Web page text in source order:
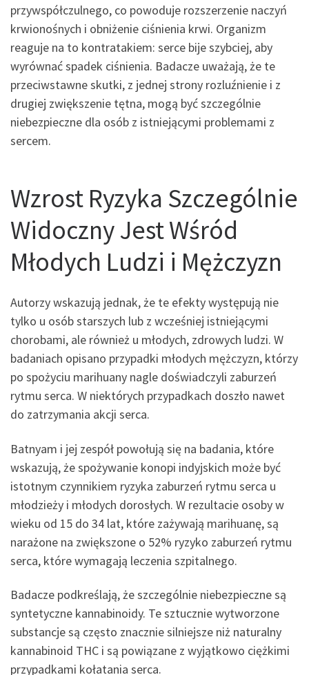
przywspółczulnego, co powoduje rozszerzenie naczyń
krwionośnych i obniżenie ciśnienia krwi. Organizm
reaguje na to kontratakiem: serce bije szybciej, aby
wyrównać spadek ciśnienia. Badacze uważają, że te
przeciwstawne skutki, z jednej strony rozluźnienie i z
drugiej zwiększenie tętna, mogą być szczególnie
niebezpieczne dla osób z istniejącymi problemami z
sercem.
Wzrost Ryzyka Szczególnie
Widoczny Jest Wśród
Młodych Ludzi i Mężczyzn
Autorzy wskazują jednak, że te efekty występują nie
tylko u osób starszych lub z wcześniej istniejącymi
chorobami, ale również u młodych, zdrowych ludzi. W
badaniach opisano przypadki młodych mężczyzn, którzy
po spożyciu marihuany nagle doświadczyli zaburzeń
rytmu serca. W niektórych przypadkach doszło nawet
do zatrzymania akcji serca.
Batnyam i jej zespół powołują się na badania, które
wskazują, że spożywanie konopi indyjskich może być
istotnym czynnikiem ryzyka zaburzeń rytmu serca u
młodzieży i młodych dorosłych. W rezultacie osoby w
wieku od 15 do 34 lat, które zażywają marihuanę, są
narażone na zwiększone o 52% ryzyko zaburzeń rytmu
serca, które wymagają leczenia szpitalnego.
Badacze podkreślają, że szczególnie niebezpieczne są
syntetyczne kannabinoidy. Te sztucznie wytworzone
substancje są często znacznie silniejsze niż naturalny
kannabinoid THC i są powiązane z wyjątkowo ciężkimi
przypadkami kołatania serca.